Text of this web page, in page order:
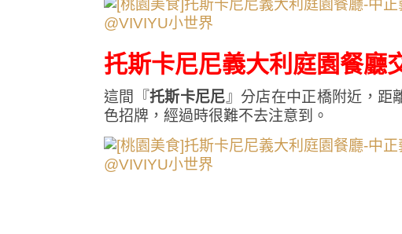
托斯卡尼尼義大利庭園餐廳
這間『托斯卡尼尼』分店在中正橋附近，距
色招牌，經過時很難不去注意到。